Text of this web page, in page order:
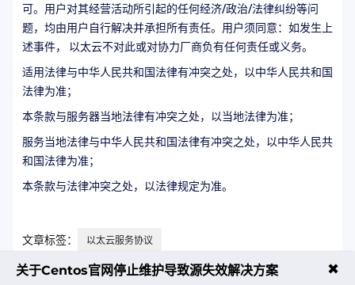
可。用户对其经营活动所引起的任何经济/政治/法律纠纷等问
题，均由用户自行解决并承担所有责任。用户须同意：如发生上
述事件， 以太云不对此或对协力厂商负有任何责任或义务。
适用法律与中华人民共和国法律有冲突之处，以中华人民共和国
法律为准；
本条款与服务器当地法律有冲突之处，以当地法律为准；
服务当地法律与中华人民共和国法律有冲突之处，以中华人民共
和国法律为准；
本条款与法律冲突之处，以法律规定为准。
文章标签： 以太云服务协议
上一篇：美国机房38.150.4.0/24IP段更换通知
关于Centos官网停止维护导致源失效解决方案 ✖